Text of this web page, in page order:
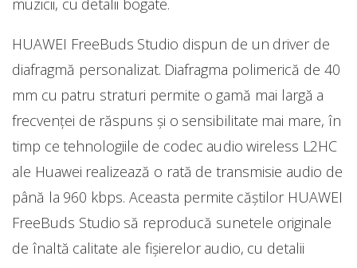
muzicii, cu detalii bogate.
HUAWEI FreeBuds Studio dispun de un driver de
diafragmă personalizat. Diafragma polimerică de 40
mm cu patru straturi permite o gamă mai largă a
frecvenței de răspuns și o sensibilitate mai mare, în
timp ce tehnologiile de codec audio wireless L2HC
ale Huawei realizează o rată de transmisie audio de
până la 960 kbps. Aceasta permite căștilor HUAWEI
FreeBuds Studio să reproducă sunetele originale
de înaltă calitate ale fișierelor audio, cu detalii